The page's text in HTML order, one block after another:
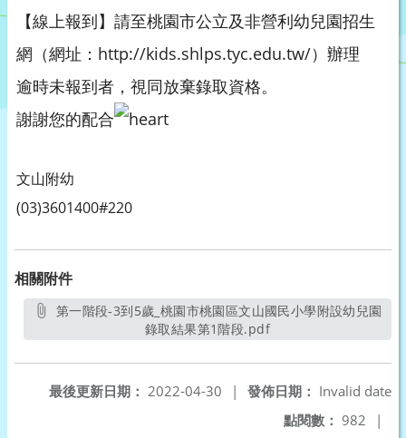
【線上報到】請至桃園市公立及非營利幼兒園招生
網（網址：http://kids.shlps.tyc.edu.tw/）辦理
逾時未報到者，視同放棄錄取資格。
謝謝您的配合
文山附幼
(03)3601400#220
相關附件
錄取結果第1階段.pdf另開新視窗
發佈日期： Invalid date
最後更新日期： 2022-04-30
|
點閱數： 982 |